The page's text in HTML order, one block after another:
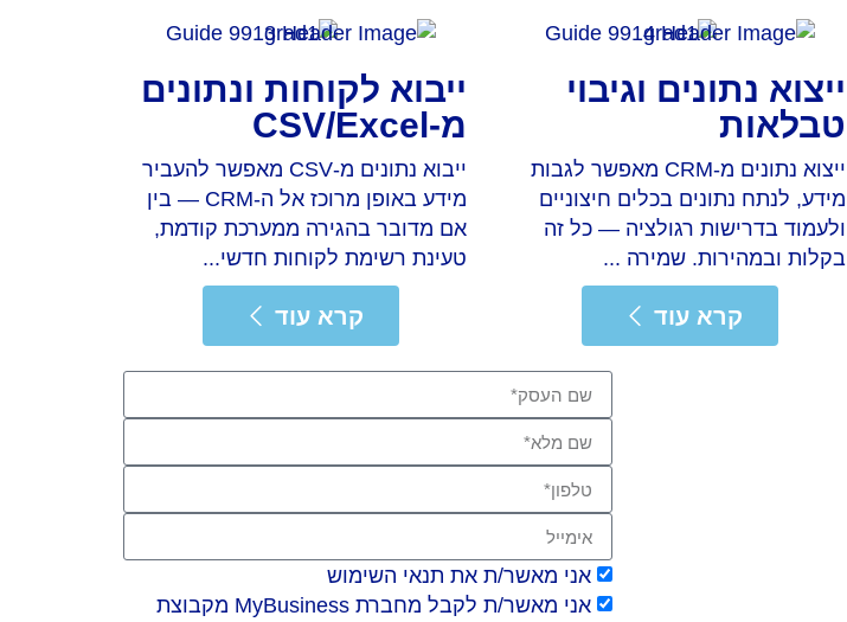
ייצוא נתונים וגיבוי
טבלאות
ייצוא נתונים מ-CRM מאפשר לגבות
מידע, לנתח נתונים בכלים חיצוניים
ולעמוד בדרישות רגולציה — כל זה
בקלות ובמהירות. שמירה ...
קרא עוד
ייבוא לקוחות ונתונים
מ-CSV/Excel
ייבוא נתונים מ-CSV מאפשר להעביר
מידע באופן מרוכז אל ה-CRM — בין
אם מדובר בהגירה ממערכת קודמת,
טעינת רשימת לקוחות חדשי...
קרא עוד
אני מאשר/ת את תנאי השימוש
אני מאשר/ת לקבל מחברת MyBusiness מקבוצת